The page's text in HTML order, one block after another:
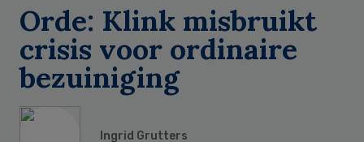
Orde: Klink misbruikt
crisis voor ordinaire
bezuiniging
Ingrid Grutters